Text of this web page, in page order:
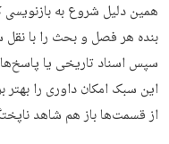
همین دلیل شروع به
بنده هر فصل و بحث را با
سپس اسناد تاریخی یا
این سبک امکان داوری را بهتر
از قسمت‌ها باز هم شاهد